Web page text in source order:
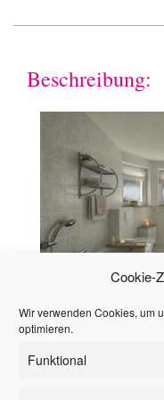
Cookie-
Wir verwenden Cookies, um
optimieren.
Funktional
Beschreibung:
Hinweis
Alle in diesem